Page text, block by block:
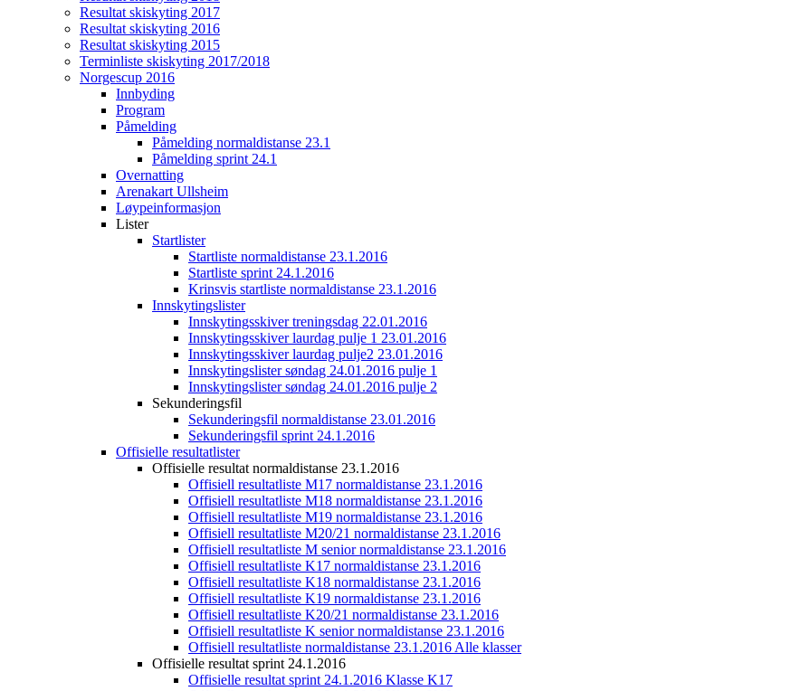
Resultat skiskyting 2017
Resultat skiskyting 2016
Resultat skiskyting 2015
Terminliste skiskyting 2017/2018
Norgescup 2016
Innbyding
Program
Påmelding
Påmelding normaldistanse 23.1
Påmelding sprint 24.1
Overnatting
Arenakart Ullsheim
Løypeinformasjon
Lister
Startlister
Startliste normaldistanse 23.1.2016
Startliste sprint 24.1.2016
Krinsvis startliste normaldistanse 23.1.2016
Innskytingslister
Innskytingsskiver treningsdag 22.01.2016
Innskytingsskiver laurdag pulje 1 23.01.2016
Innskytingsskiver laurdag pulje2 23.01.2016
Innskytingslister søndag 24.01.2016 pulje 1
Innskytingslister søndag 24.01.2016 pulje 2
Sekunderingsfil
Sekunderingsfil normaldistanse 23.01.2016
Sekunderingsfil sprint 24.1.2016
Offisielle resultatlister
Offisielle resultat normaldistanse 23.1.2016
Offisiell resultatliste M17 normaldistanse 23.1.2016
Offisiell resultatliste M18 normaldistanse 23.1.2016
Offisiell resultatliste M19 normaldistanse 23.1.2016
Offisiell resultatliste M20/21 normaldistanse 23.1.2016
Offisiell resultatliste M senior normaldistanse 23.1.2016
Offisiell resultatliste K17 normaldistanse 23.1.2016
Offisiell resultatliste K18 normaldistanse 23.1.2016
Offisiell resultatliste K19 normaldistanse 23.1.2016
Offisiell resultatliste K20/21 normaldistanse 23.1.2016
Offisiell resultatliste K senior normaldistanse 23.1.2016
Offisiell resultatliste normaldistanse 23.1.2016 Alle klasser
Offisielle resultat sprint 24.1.2016
Offisielle resultat sprint 24.1.2016 Klasse K17